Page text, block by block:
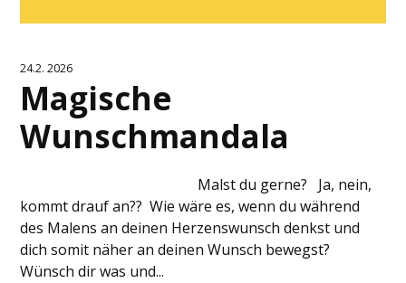
24.2. 2026
Magische
Wunschmandala
Malst du gerne? Ja, nein,
kommt drauf an?? Wie wäre es, wenn du während
des Malens an deinen Herzenswunsch denkst und
dich somit näher an deinen Wunsch bewegst?
Wünsch dir was und...